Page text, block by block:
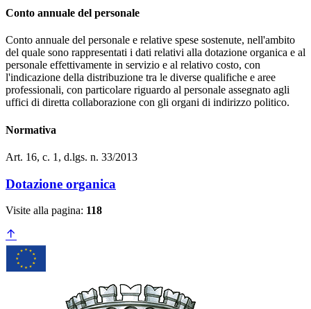
Conto annuale del personale
Conto annuale del personale e relative spese sostenute, nell'ambito
del quale sono rappresentati i dati relativi alla dotazione organica e al
personale effettivamente in servizio e al relativo costo, con
l'indicazione della distribuzione tra le diverse qualifiche e aree
professionali, con particolare riguardo al personale assegnato agli
uffici di diretta collaborazione con gli organi di indirizzo politico.
Normativa
Art. 16, c. 1, d.lgs. n. 33/2013
Dotazione organica
Visite alla pagina: 118